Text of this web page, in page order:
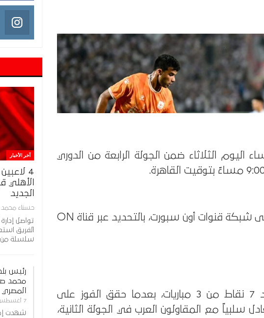
اليوم الثلاثاء ضمن الجولة الرابعة من الدوري
تنقل مباراة الزمالك وفاركو حصريًا على شبكة قنوات أون سبورت، بالتحديد عبر قناة ON
يدخل الزمالك مواجهة فاركو برصيد 7 نقاط من 3 مباريات، بعدما حقق الفوز على
سلبياً مع المقاولون العرب في الجولة الثانية،
آخر الأخبار
4
الأهلي
الجديد
حسناء محمد
تواصل
الفريق
سلسلة من
رئيس
محمد
المصري
7 أغسطس 2026
شهدت